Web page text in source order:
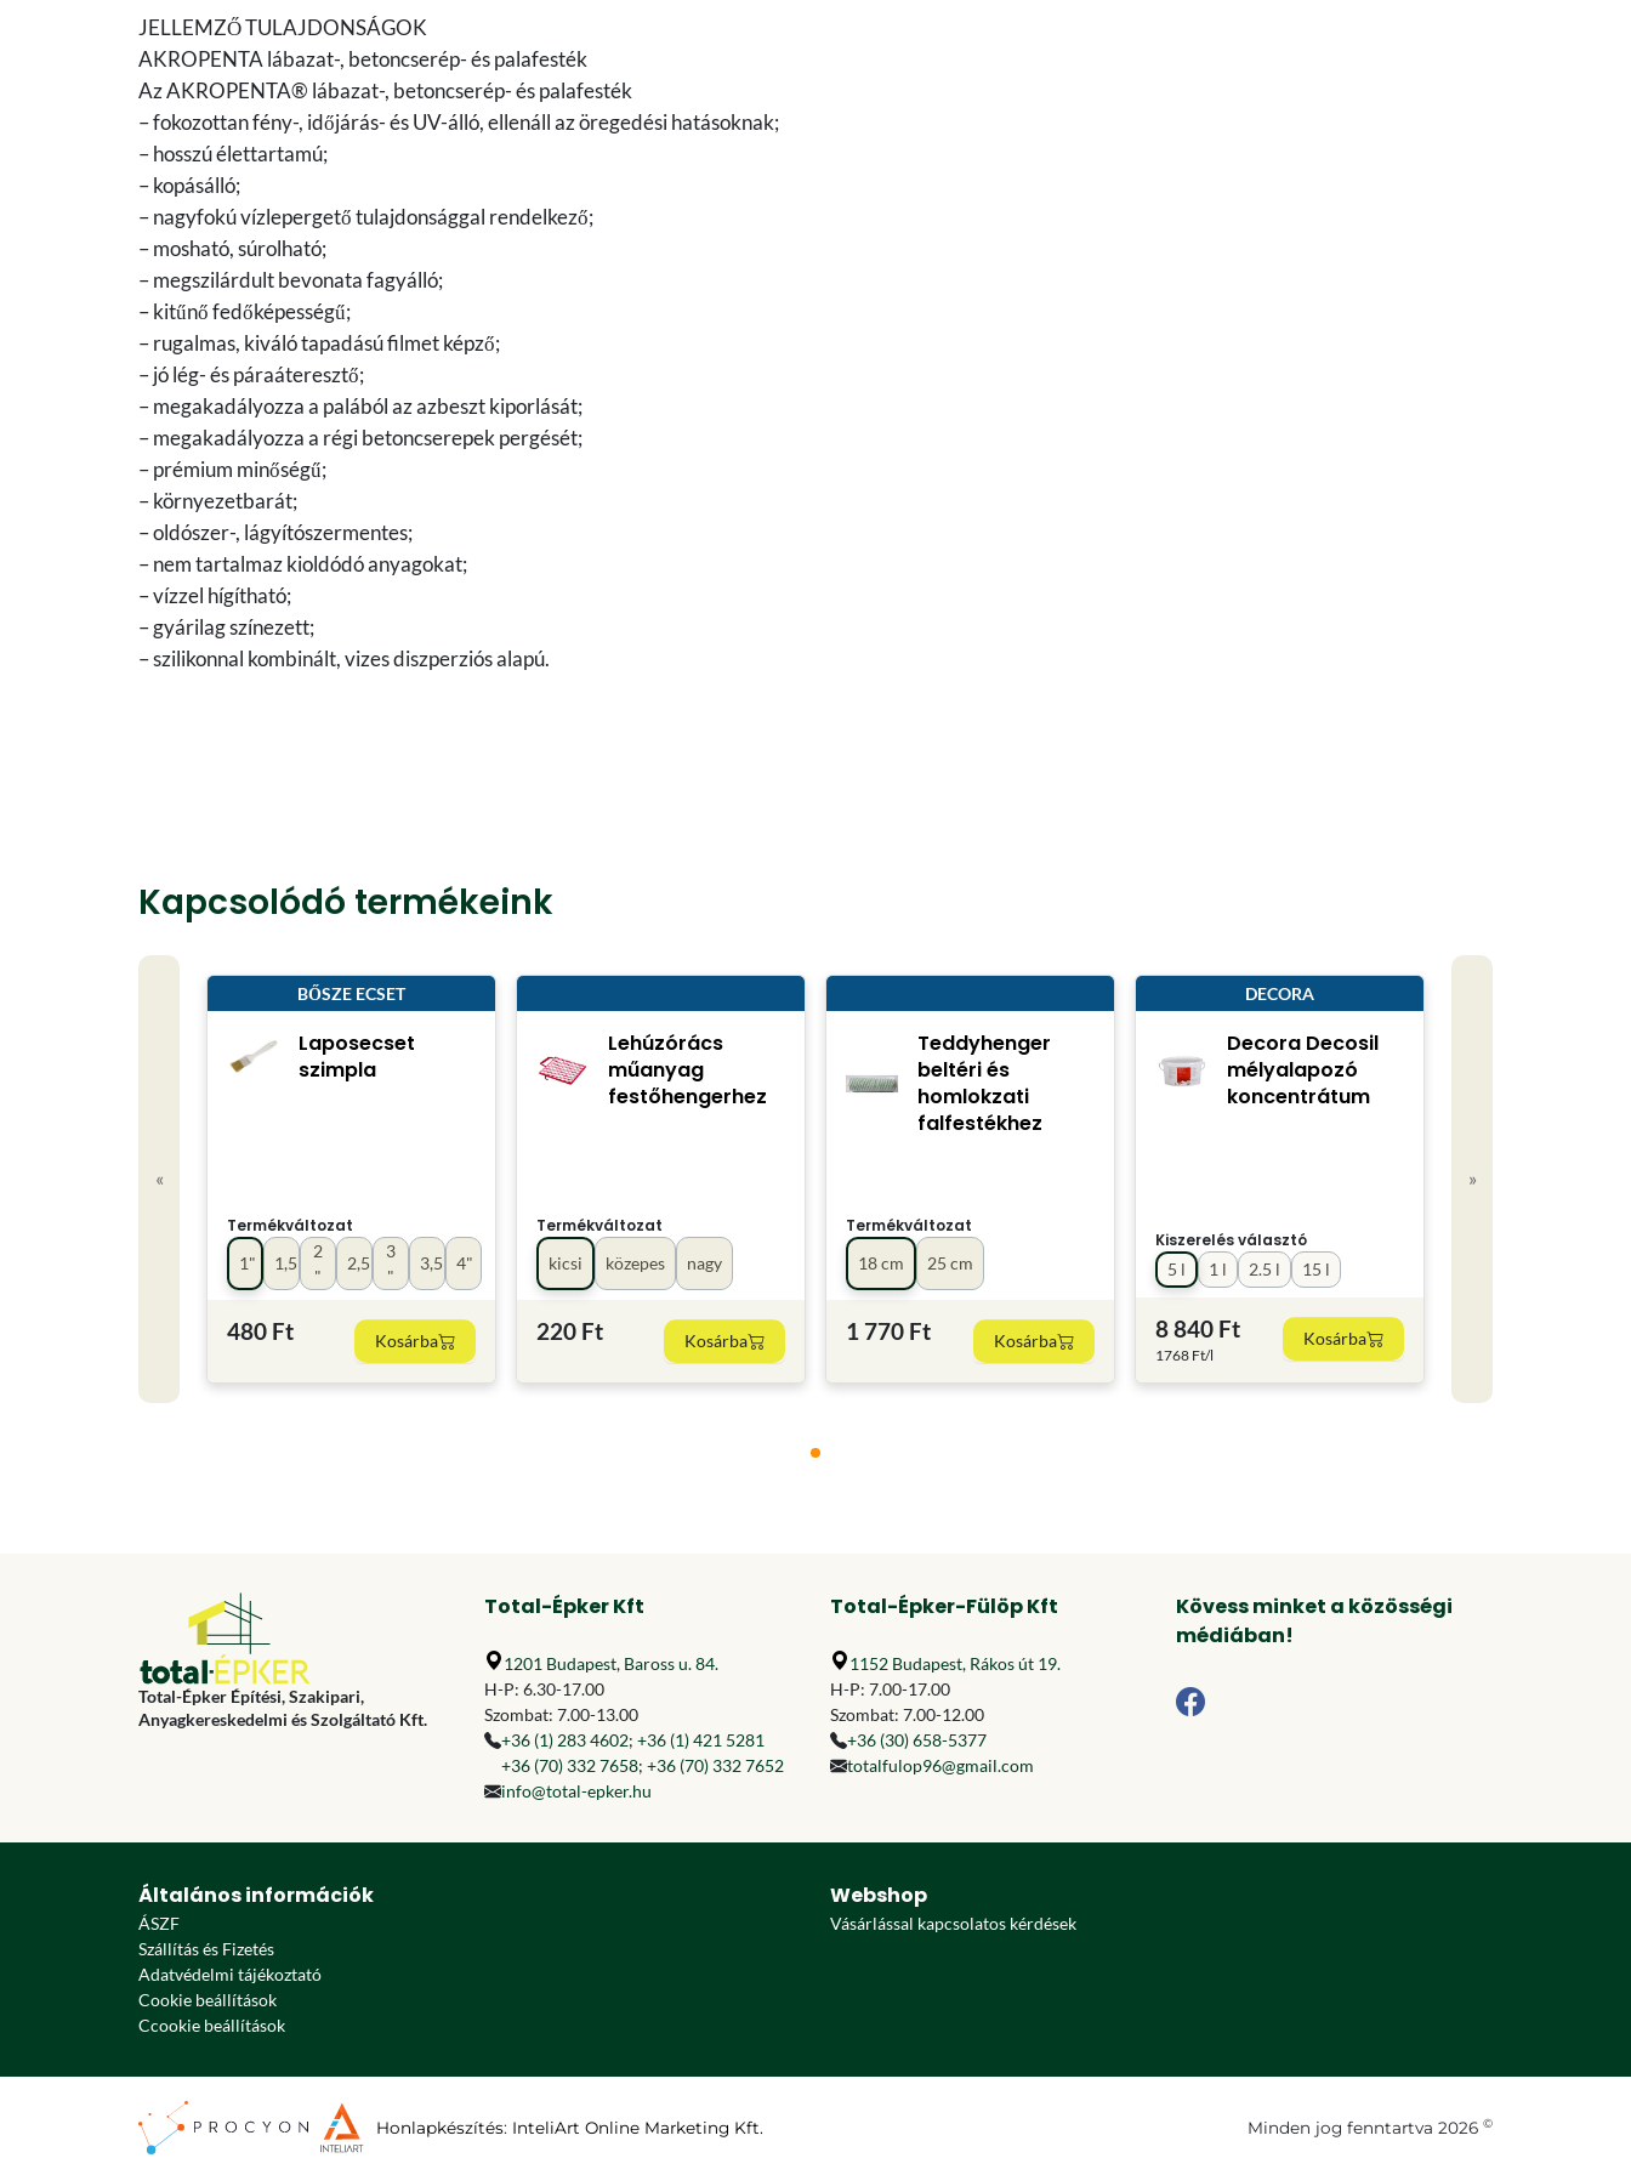
JELLEMZŐ TULAJDONSÁGOK
AKROPENTA lábazat-, betoncserép- és palafesték
Az AKROPENTA® lábazat-, betoncserép- és palafesték
– fokozottan fény-, időjárás- és UV-álló, ellenáll az öregedési hatásoknak;
– hosszú élettartamú;
– kopásálló;
– nagyfokú vízlepergető tulajdonsággal rendelkező;
– mosható, súrolható;
– megszilárdult bevonata fagyálló;
– kitűnő fedőképességű;
– rugalmas, kiváló tapadású filmet képző;
– jó lég- és páraáteresztő;
– megakadályozza a palából az azbeszt kiporlását;
– megakadályozza a régi betoncserepek pergését;
– prémium minőségű;
– környezetbarát;
– oldószer-, lágyítószermentes;
– nem tartalmaz kioldódó anyagokat;
– vízzel hígítható;
– gyárilag színezett;
– szilikonnal kombinált, vizes diszperziós alapú.
Kapcsolódó termékeink
«
BŐSZE ECSET
Laposecset
szimpla
Termékváltozat
1"
1,5"
2
"
2,5"
3
"
3,5" 4"
480 Ft Kosárba
Lehúzórács
műanyag
festőhengerhez
Termékváltozat
kicsi
közepes nagy
220 Ft Kosárba
Teddyhenger
beltéri és
homlokzati
falfestékhez
Termékváltozat
18 cm
25 cm
1 770 Ft Kosárba
DECORA
Decora Decosil
mélyalapozó
koncentrátum
Kiszerelés választó
1 l
2.5 l
5 l 15 l
8 840 Ft
1768 Ft/l
Kosárba
»
Total-Épker Építési, Szakipari,
Anyagkereskedelmi és Szolgáltató Kft.
Total-Épker Kft
1201 Budapest, Baross u. 84.
H-P: 6.30-17.00
Szombat: 7.00-13.00
+36 (1) 283 4602; +36 (1) 421 5281
+36 (70) 332 7658; +36 (70) 332 7652
info@total-epker.hu
Total-Épker-Fülöp Kft
1152 Budapest, Rákos út 19.
H-P: 7.00-17.00
Szombat: 7.00-12.00
+36 (30) 658-5377
totalfulop96@gmail.com
Kövess minket a közösségi
médiában!
Általános információk
ÁSZF
Szállítás és Fizetés
Adatvédelmi tájékoztató
Cookie beállítások
Ccookie beállítások
Webshop
Vásárlással kapcsolatos kérdések
Honlapkészítés: InteliArt Online Marketing Kft. Minden jog fenntartva 2026 ©